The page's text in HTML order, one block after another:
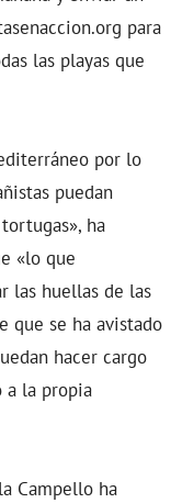
para
las playas que
por lo
puedan
ha
«lo que
las huellas de las
que se ha avistado
hacer cargo
a la propia
Campello ha